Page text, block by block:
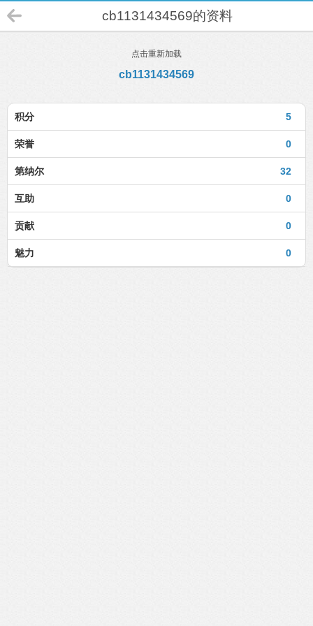
cb1131434569的资料
点击重新加载
cb1131434569
5
积分
0
荣誉
32
第纳尔
0
互助
0
贡献
0
魅力